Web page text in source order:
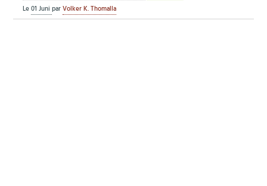
Le01 JuniparVolker K. Thomalla